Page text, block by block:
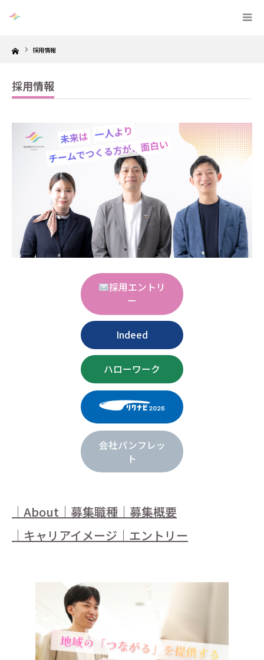
Home 採用情報
採用情報
採用エントリ
ー
Indeed
ハローワーク
会社パンフレッ
ト
｜About ｜ 募集職種 ｜ 募集概要
｜ キャリアイメージ ｜ エントリー